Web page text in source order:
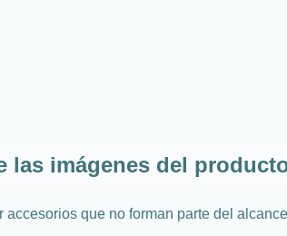
las imágenes del
que no forman parte del